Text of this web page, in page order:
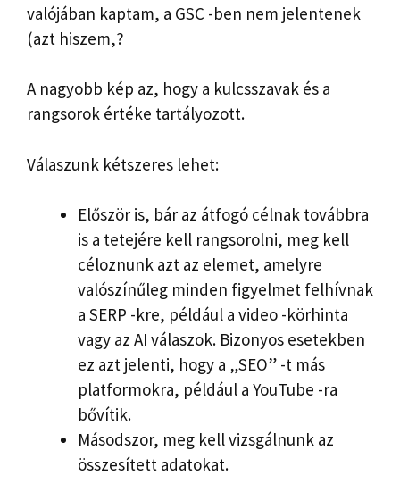
valójában kaptam, a GSC -ben nem jelentenek
(azt hiszem,?
A nagyobb kép az, hogy a kulcsszavak és a
rangsorok értéke tartályozott.
Válaszunk kétszeres lehet:
Először is, bár az átfogó célnak továbbra
is a tetejére kell rangsorolni, meg kell
céloznunk azt az elemet, amelyre
valószínűleg minden figyelmet felhívnak
a SERP -kre, például a video -körhinta
vagy az AI válaszok. Bizonyos esetekben
ez azt jelenti, hogy a „SEO” -t más
platformokra, például a YouTube -ra
bővítik.
Másodszor, meg kell vizsgálnunk az
összesített adatokat.